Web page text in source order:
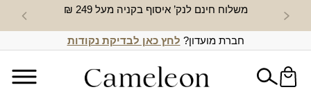
משלוח חינם לנק’ איסוף בקניה מעל 249 ₪ חדש
חברת מועדון? לחץ כאן לבדיקת נקודות